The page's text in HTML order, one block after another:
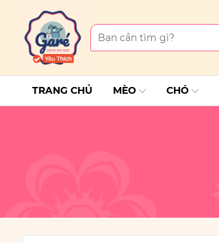
TRANG CHỦ MÈO CHÓ